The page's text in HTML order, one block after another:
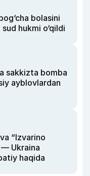
bolasini
hukmi o‘qildi
sakkizta bomba
ayblovlardan
“Izvarino
— Ukraina
haqida